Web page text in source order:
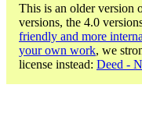
This is an older version
versions, the 4.0
friendly and more
your own work, we
license instead: Deed -